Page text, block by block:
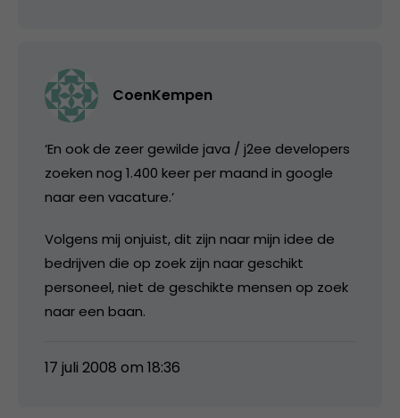
CoenKempen
‘En ook de zeer gewilde java / j2ee developers
zoeken nog 1.400 keer per maand in google
naar een vacature.’
Volgens mij onjuist, dit zijn naar mijn idee de
bedrijven die op zoek zijn naar geschikt
personeel, niet de geschikte mensen op zoek
naar een baan.
17 juli 2008 om 18:36